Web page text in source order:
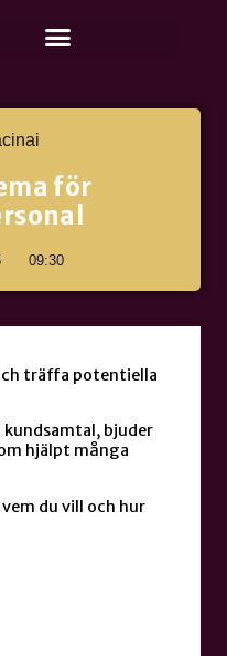
för
09:30
träffa potentiella
kundsamtal, bjuder
hjälpt många
du vill och hur